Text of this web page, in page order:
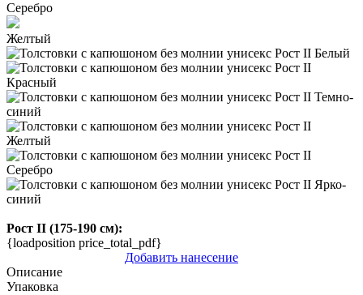
Серебро
Желтый
Рост II (175-190 см):
{loadposition price_total_pdf}
Добавить нанесение
Описание
Упаковка